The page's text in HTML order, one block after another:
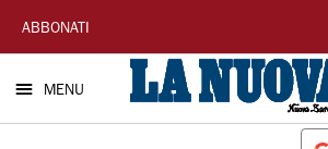
La
Nuova
Sardegna
ABBONATI
MENU